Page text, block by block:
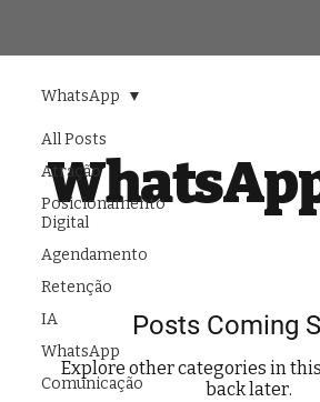
All Posts
Atração
Posicionamento
Digital
Agendamento
Retenção
IA
WhatsApp
Comunicação
WhatsApp
Posts Coming
Explore other categories in
back later.